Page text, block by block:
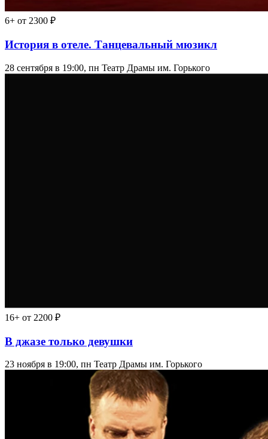
6+ от 2300 ₽
История в отеле. Танцевальный мюзикл
28 сентября в 19:00, пн Театр Драмы им. Горького
16+ от 2200 ₽
В джазе только девушки
23 ноября в 19:00, пн Театр Драмы им. Горького